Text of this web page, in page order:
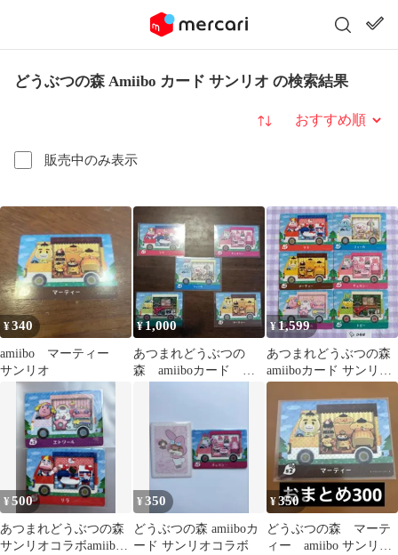
どうぶつの森 Amiibo カード サンリオ の検索結果
販売中のみ表示
並び替え
¥340
amiibo マーティー
サンリオ
¥1,000
あつまれどうぶつの
森 amiiboカード サ
¥1,599
あつまれどうぶつの森
amiiboカード サンリオ
コラボ6枚セット販売①
¥500
あつまれどうぶつの森
サンリオコラボamiibo
¥350
どうぶつの森 amiiboカ
ード サンリオコラボ
¥350
どうぶつの森 マーテ
ィー amiibo サンリ